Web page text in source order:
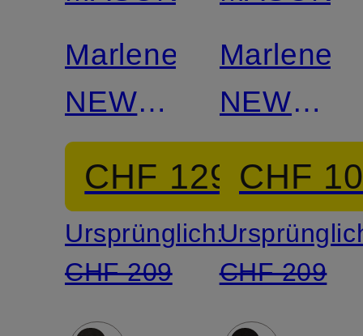
Marlenehose
NEW
YORK
CHF 129
Ursprünglich:
CHF 209
NEW
YORK
CHF
CHF 209